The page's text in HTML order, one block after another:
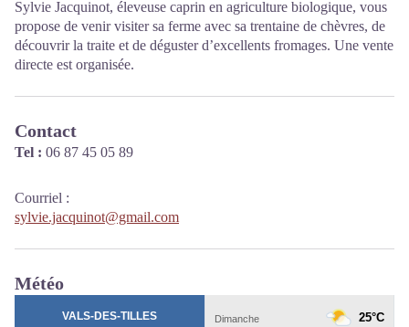
Sylvie Jacquinot, éleveuse caprin en agriculture biologique, vous
propose de venir visiter sa ferme avec sa trentaine de chèvres, de
découvrir la traite et de déguster d’excellents fromages. Une vente
directe est organisée.
Contact
Tel : 06 87 45 05 89
Courriel :
sylvie.jacquinot@gmail.com
Météo